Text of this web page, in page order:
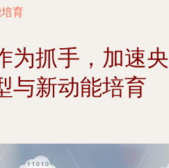
育
为抓手，加速央
与新动能培育